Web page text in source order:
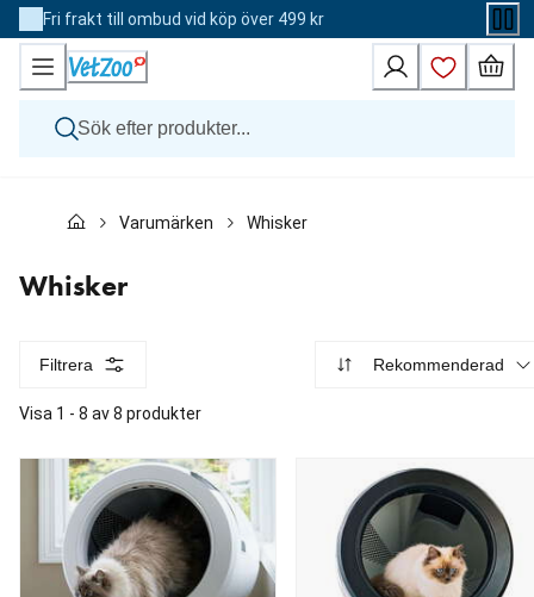
Skip
to
Content
Fri frakt till ombud vid köp över 499 kr
Katt
Veterinärfoder
Varumärken
Varumärken Whisker
Whisker
Filtrera Rekommenderad
Visa 1 - 8 av 8 produkter